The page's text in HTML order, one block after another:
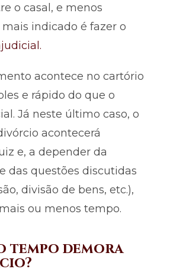
o casal, e menos
indicado é fazer o
acontece no cartório
e rápido do que o
Já neste último caso, o
acontecerá
e, a depender da
das questões discutidas
divisão de bens, etc.),
ou menos tempo.
tempo demora